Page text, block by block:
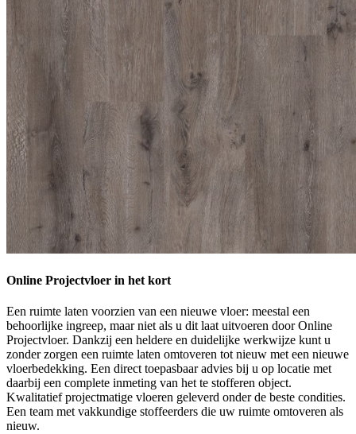
Online Projectvloer in het kort
Een ruimte laten voorzien van een nieuwe vloer: meestal een
behoorlijke ingreep, maar niet als u dit laat uitvoeren door Online
Projectvloer. Dankzij een heldere en duidelijke werkwijze kunt u
zonder zorgen een ruimte laten omtoveren tot nieuw met een nieuwe
vloerbedekking. Een direct toepasbaar advies bij u op locatie met
daarbij een complete inmeting van het te stofferen object.
Kwalitatief projectmatige vloeren geleverd onder de beste condities.
Een team met vakkundige stoffeerders die uw ruimte omtoveren als
nieuw.